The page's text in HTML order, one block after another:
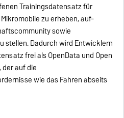
Trainingsdatensatz für
zu erheben, auf-
sowie
stellen. Dadurch wird Entwicklern
frei als OpenData und Open
auf die
wie das Fahren abseits